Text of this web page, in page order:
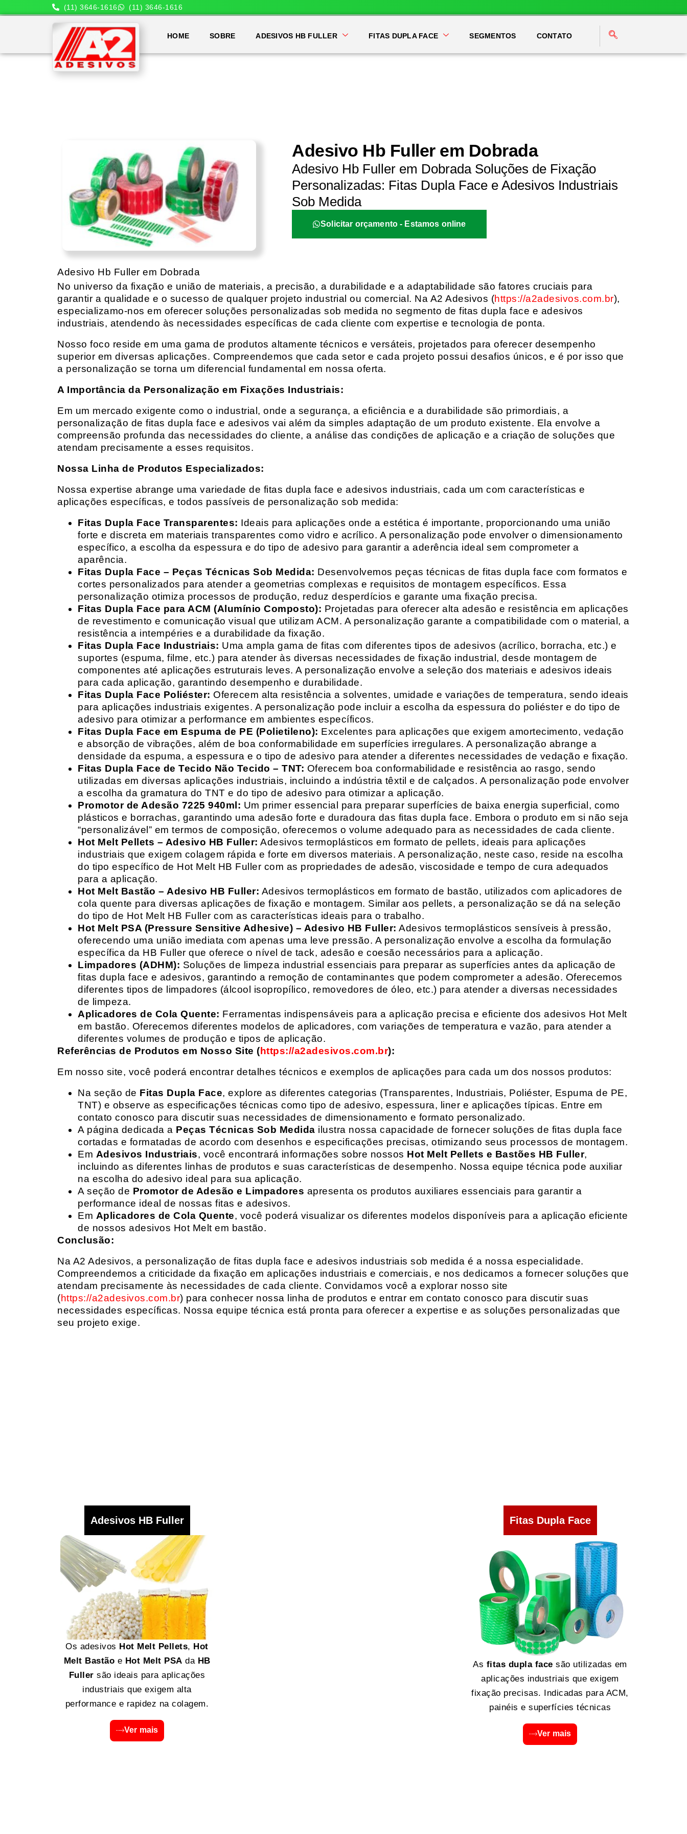
(11) 3646-1616 (11) 3646-1616
HOME SOBRE ADESIVOS HB FULLER FITAS DUPLA FACE SEGMENTOS CONTATO
Adesivo Hb Fuller em Dobrada
Adesivo Hb Fuller em Dobrada Soluções de Fixação
Personalizadas: Fitas Dupla Face e Adesivos Industriais
Sob Medida
Solicitar orçamento - Estamos online
Adesivo Hb Fuller em Dobrada
No universo da fixação e união de materiais, a precisão, a durabilidade e a adaptabilidade são fatores cruciais para
garantir a qualidade e o sucesso de qualquer projeto industrial ou comercial. Na A2 Adesivos (https://a2adesivos.com.br),
especializamo-nos em oferecer soluções personalizadas sob medida no segmento de fitas dupla face e adesivos
industriais, atendendo às necessidades específicas de cada cliente com expertise e tecnologia de ponta.
Nosso foco reside em uma gama de produtos altamente técnicos e versáteis, projetados para oferecer desempenho
superior em diversas aplicações. Compreendemos que cada setor e cada projeto possui desafios únicos, e é por isso que
a personalização se torna um diferencial fundamental em nossa oferta.
A Importância da Personalização em Fixações Industriais:
Em um mercado exigente como o industrial, onde a segurança, a eficiência e a durabilidade são primordiais, a
personalização de fitas dupla face e adesivos vai além da simples adaptação de um produto existente. Ela envolve a
compreensão profunda das necessidades do cliente, a análise das condições de aplicação e a criação de soluções que
atendam precisamente a esses requisitos.
Nossa Linha de Produtos Especializados:
Nossa expertise abrange uma variedade de fitas dupla face e adesivos industriais, cada um com características e
aplicações específicas, e todos passíveis de personalização sob medida:
Fitas Dupla Face Transparentes: Ideais para aplicações onde a estética é importante, proporcionando uma união
forte e discreta em materiais transparentes como vidro e acrílico. A personalização pode envolver o dimensionamento
específico, a escolha da espessura e do tipo de adesivo para garantir a aderência ideal sem comprometer a
aparência.
Fitas Dupla Face – Peças Técnicas Sob Medida: Desenvolvemos peças técnicas de fitas dupla face com formatos e
cortes personalizados para atender a geometrias complexas e requisitos de montagem específicos. Essa
personalização otimiza processos de produção, reduz desperdícios e garante uma fixação precisa.
Fitas Dupla Face para ACM (Alumínio Composto): Projetadas para oferecer alta adesão e resistência em aplicações
de revestimento e comunicação visual que utilizam ACM. A personalização garante a compatibilidade com o material, a
resistência a intempéries e a durabilidade da fixação.
Fitas Dupla Face Industriais: Uma ampla gama de fitas com diferentes tipos de adesivos (acrílico, borracha, etc.) e
suportes (espuma, filme, etc.) para atender às diversas necessidades de fixação industrial, desde montagem de
componentes até aplicações estruturais leves. A personalização envolve a seleção dos materiais e adesivos ideais
para cada aplicação, garantindo desempenho e durabilidade.
Fitas Dupla Face Poliéster: Oferecem alta resistência a solventes, umidade e variações de temperatura, sendo ideais
para aplicações industriais exigentes. A personalização pode incluir a escolha da espessura do poliéster e do tipo de
adesivo para otimizar a performance em ambientes específicos.
Fitas Dupla Face em Espuma de PE (Polietileno): Excelentes para aplicações que exigem amortecimento, vedação
e absorção de vibrações, além de boa conformabilidade em superfícies irregulares. A personalização abrange a
densidade da espuma, a espessura e o tipo de adesivo para atender a diferentes necessidades de vedação e fixação.
Fitas Dupla Face de Tecido Não Tecido – TNT: Oferecem boa conformabilidade e resistência ao rasgo, sendo
utilizadas em diversas aplicações industriais, incluindo a indústria têxtil e de calçados. A personalização pode envolver
a escolha da gramatura do TNT e do tipo de adesivo para otimizar a aplicação.
Promotor de Adesão 7225 940ml: Um primer essencial para preparar superfícies de baixa energia superficial, como
plásticos e borrachas, garantindo uma adesão forte e duradoura das fitas dupla face. Embora o produto em si não seja
“personalizável” em termos de composição, oferecemos o volume adequado para as necessidades de cada cliente.
Hot Melt Pellets – Adesivo HB Fuller: Adesivos termoplásticos em formato de pellets, ideais para aplicações
industriais que exigem colagem rápida e forte em diversos materiais. A personalização, neste caso, reside na escolha
do tipo específico de Hot Melt HB Fuller com as propriedades de adesão, viscosidade e tempo de cura adequados
para a aplicação.
Hot Melt Bastão – Adesivo HB Fuller: Adesivos termoplásticos em formato de bastão, utilizados com aplicadores de
cola quente para diversas aplicações de fixação e montagem. Similar aos pellets, a personalização se dá na seleção
do tipo de Hot Melt HB Fuller com as características ideais para o trabalho.
Hot Melt PSA (Pressure Sensitive Adhesive) – Adesivo HB Fuller: Adesivos termoplásticos sensíveis à pressão,
oferecendo uma união imediata com apenas uma leve pressão. A personalização envolve a escolha da formulação
específica da HB Fuller que oferece o nível de tack, adesão e coesão necessários para a aplicação.
Limpadores (ADHM): Soluções de limpeza industrial essenciais para preparar as superfícies antes da aplicação de
fitas dupla face e adesivos, garantindo a remoção de contaminantes que podem comprometer a adesão. Oferecemos
diferentes tipos de limpadores (álcool isopropílico, removedores de óleo, etc.) para atender a diversas necessidades
de limpeza.
Aplicadores de Cola Quente: Ferramentas indispensáveis para a aplicação precisa e eficiente dos adesivos Hot Melt
em bastão. Oferecemos diferentes modelos de aplicadores, com variações de temperatura e vazão, para atender a
diferentes volumes de produção e tipos de aplicação.
Referências de Produtos em Nosso Site (https://a2adesivos.com.br):
Em nosso site, você poderá encontrar detalhes técnicos e exemplos de aplicações para cada um dos nossos produtos:
Na seção de Fitas Dupla Face, explore as diferentes categorias (Transparentes, Industriais, Poliéster, Espuma de PE,
TNT) e observe as especificações técnicas como tipo de adesivo, espessura, liner e aplicações típicas. Entre em
contato conosco para discutir suas necessidades de dimensionamento e formato personalizado.
A página dedicada a Peças Técnicas Sob Medida ilustra nossa capacidade de fornecer soluções de fitas dupla face
cortadas e formatadas de acordo com desenhos e especificações precisas, otimizando seus processos de montagem.
Em Adesivos Industriais, você encontrará informações sobre nossos Hot Melt Pellets e Bastões HB Fuller,
incluindo as diferentes linhas de produtos e suas características de desempenho. Nossa equipe técnica pode auxiliar
na escolha do adesivo ideal para sua aplicação.
A seção de Promotor de Adesão e Limpadores apresenta os produtos auxiliares essenciais para garantir a
performance ideal de nossas fitas e adesivos.
Em Aplicadores de Cola Quente, você poderá visualizar os diferentes modelos disponíveis para a aplicação eficiente
de nossos adesivos Hot Melt em bastão.
Conclusão:
Na A2 Adesivos, a personalização de fitas dupla face e adesivos industriais sob medida é a nossa especialidade.
Compreendemos a criticidade da fixação em aplicações industriais e comerciais, e nos dedicamos a fornecer soluções que
atendam precisamente às necessidades de cada cliente. Convidamos você a explorar nosso site
(https://a2adesivos.com.br) para conhecer nossa linha de produtos e entrar em contato conosco para discutir suas
necessidades específicas. Nossa equipe técnica está pronta para oferecer a expertise e as soluções personalizadas que
seu projeto exige.
Adesivos HB Fuller
Os adesivos Hot Melt Pellets, Hot
Melt Bastão e Hot Melt PSA da HB
Fuller são ideais para aplicações
industriais que exigem alta
performance e rapidez na colagem.
Ver mais
Fitas Dupla Face
As fitas dupla face são utilizadas em
aplicações industriais que exigem
fixação precisas. Indicadas para ACM,
painéis e superfícies técnicas
Ver mais